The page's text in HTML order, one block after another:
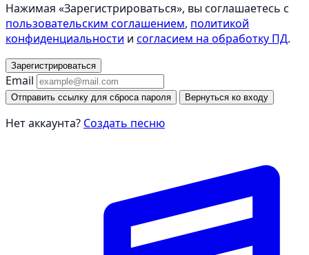
Нажимая «Зарегистрироваться», вы соглашаетесь с
пользовательским соглашением, политикой
конфиденциальности и согласием на обработку ПД.
Зарегистрироваться
Email
Отправить ссылку для сброса пароля Вернуться ко входу
Нет аккаунта? Создать песню